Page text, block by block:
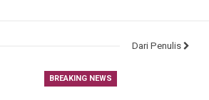
Dari Penulis
BREAKING NEWS